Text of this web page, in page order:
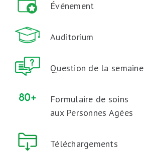
Événement
Auditorium
Question de la semaine
Formulaire de soins
aux Personnes Agées
Téléchargements